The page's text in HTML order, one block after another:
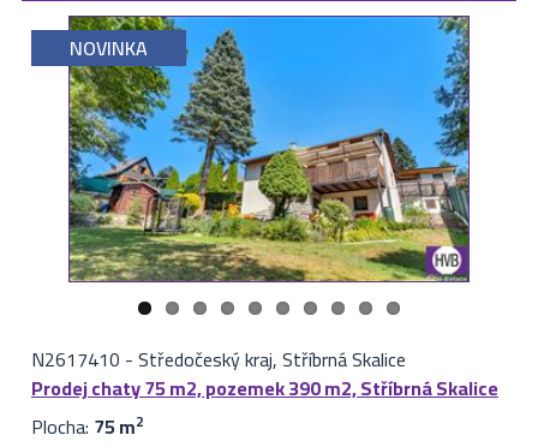
NOVINKA
N2617410 -Středočeský kraj, Stříbrná Skalice
Prodej chaty 75 m2, pozemek 390 m2, Stříbrná Skalice
Plocha: 75 m2